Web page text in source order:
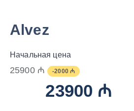
Alvez
Начальная цена
25900 ₼ -2000 ₼
23900 ₼